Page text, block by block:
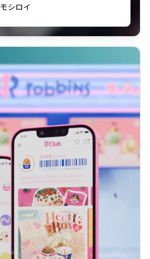
シロイ
ーがアプリでもっと楽しめました